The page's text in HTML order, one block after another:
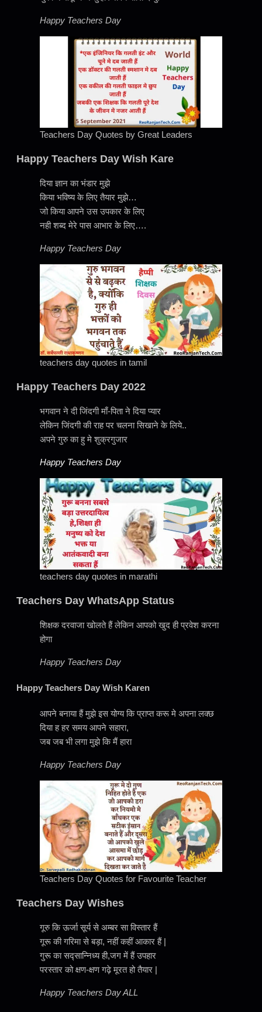
Happy Teachers Day
Teachers Day Quotes by Great Leaders
Happy Teachers Day Wish Kare
दिया ज्ञान का भंडार मुझे
किया भविष्य के लिए तैयार मुझे…
जो किया आपने उस उपकार के लिए
नही शब्द मेरे पास आभार के लिए….
Happy Teachers Day
teachers day quotes in tamil
Happy Teachers Day 2022
भगवान ने दी जिंदगी माँ-पिता ने दिया प्यार
लेकिन जिंदगी की राह पर चलना सिखाने के लिये..
अपने गुरु का हु मे शुक्रगुजार
Happy Teachers Day
teachers day quotes in marathi
Teachers Day WhatsApp Status
शिक्षक दरवाजा खोलते हैं लेकिन आपको खुद ही प्रवेश करना
होगा
Happy Teachers Day
Happy Teachers Day Wish Karen
आपने बनाया हैं मुझे इस योग्य कि प्राप्त करू मे अपना लक्छ
दिया ह हर समय आपने सहारा,
जब जब भी लगा मुझे कि मैं हारा
Happy Teachers Day
Teachers Day Quotes for Favourite Teacher
Teachers Day Wishes
गूरु कि ऊर्जा सूर्य से अम्बर सा विस्तार हैं
गूरू की गरिमा से बड़ा, नहीं कहीं आकार हैं |
गुरू का सद्सान्निध्य ही,जग में हैं उपहार
परस्तार को क्षण-क्षण गढ़े मूरत हो तैयार |
Happy Teachers Day ALL